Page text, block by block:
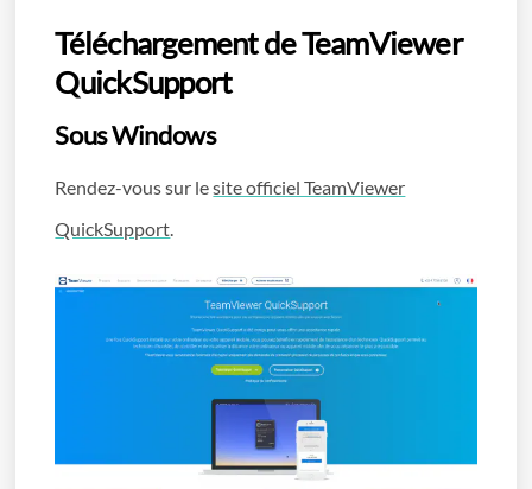
Téléchargement de TeamViewer
QuickSupport
Sous Windows
Rendez-vous sur lesite officiel TeamViewer
QuickSupport.